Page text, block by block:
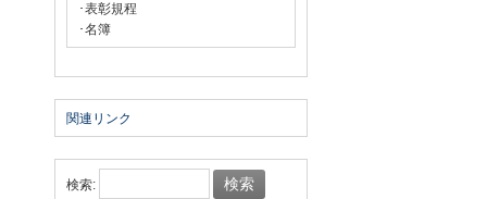
･表彰規程
･名簿
関連リンク
検索: